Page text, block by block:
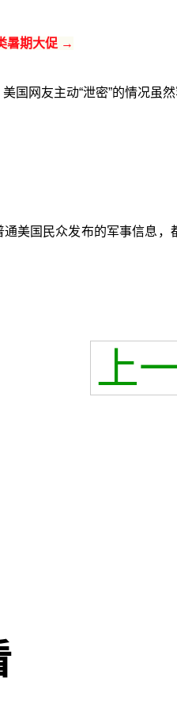
暑期大促 →
国网友主动“泄密”的情况虽
美国民众发布的军事信息
上